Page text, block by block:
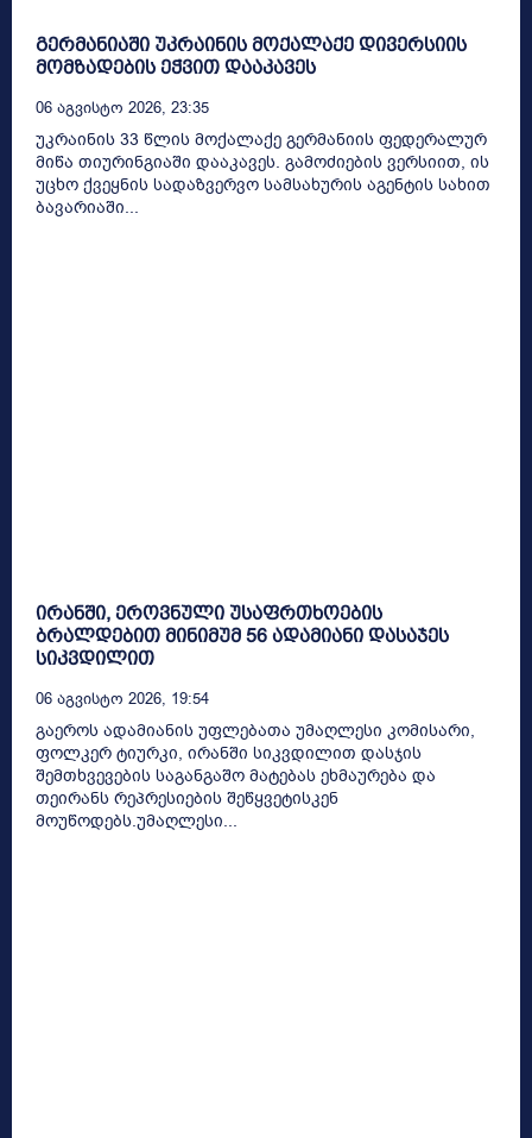
გერმანიაში უკრაინის მოქალაქე დივერსიის
მომზადების ეჭვით დააკავეს
06 Აგვისტო 2026, 23:35
უკრაინის 33 წლის მოქალაქე გერმანიის ფედერალურ
მიწა თიურინგიაში დააკავეს. გამოძიების ვერსიით, ის
უცხო ქვეყნის სადაზვერვო სამსახურის აგენტის სახით
ბავარიაში...
ირანში, ეროვნული უსაფრთხოების
ბრალდებით მინიმუმ 56 ადამიანი დასაჯეს
სიკვდილით
06 Აგვისტო 2026, 19:54
გაეროს ადამიანის უფლებათა უმაღლესი კომისარი,
ფოლკერ ტიურკი, ირანში სიკვდილით დასჯის
შემთხვევების საგანგაშო მატებას ეხმაურება და
თეირანს რეპრესიების შეწყვეტისკენ
მოუწოდებს.უმაღლესი...